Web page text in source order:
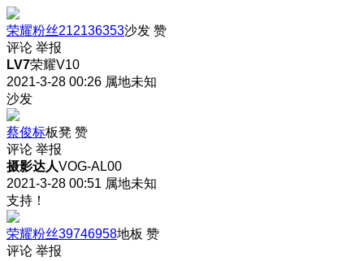
荣耀粉丝212136353沙发 赞
评论 举报
LV7荣耀V10
2021-3-28 00:26 属地未知
沙发
蔡俊标板凳 赞
评论 举报
摄影达人VOG-AL00
2021-3-28 00:51 属地未知
支持！
荣耀粉丝39746958地板 赞
评论 举报